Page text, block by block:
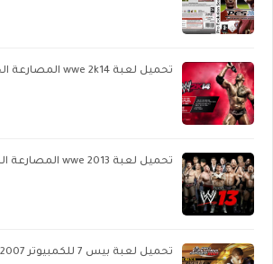
تحميل لعبة wwe 2k14 المصارعة الحرة 2014 برابط مباشر
تحميل لعبة wwe 2013 المصارعة الحرة 2013 للكمبيوتر
تحميل لعبة بيس 7 للكمبيوتر pes 2007 بربط مباشر